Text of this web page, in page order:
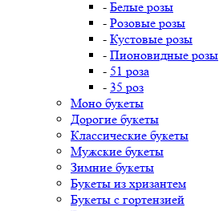
- Белые розы
- Розовые розы
- Кустовые розы
- Пионовидные розы
- 51 роза
- 35 роз
Моно букеты
Дорогие букеты
Классические букеты
Мужские букеты
Зимние букеты
Букеты из хризантем
Букеты с гортензией